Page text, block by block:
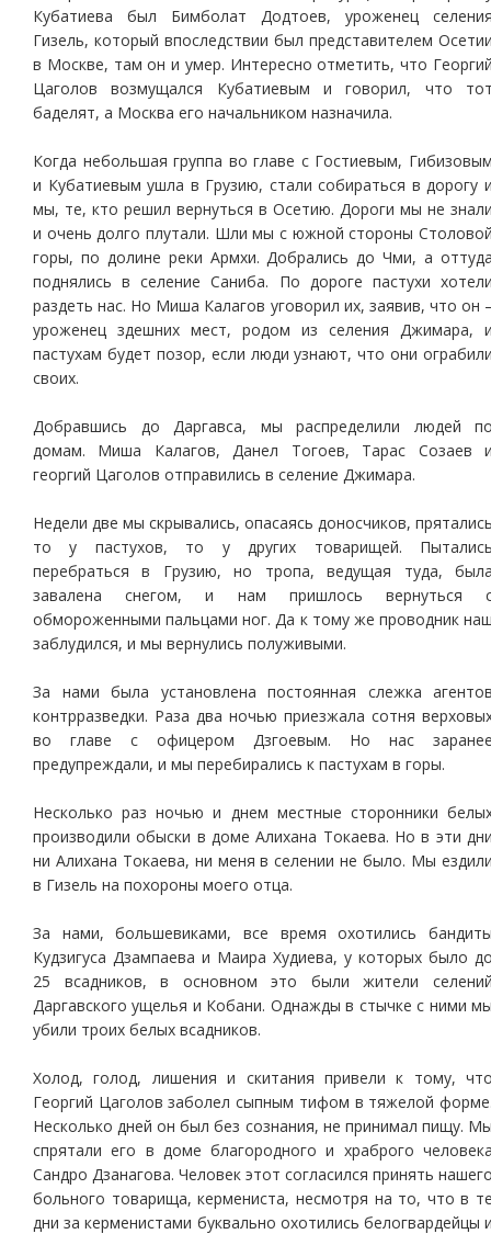
Кубатиева был Бимболат Додтоев, уроженец
Гизель, который впоследствии был представителем
в Москве, там он и умер. Интересно отметить, что
Цаголов возмущался Кубатиевым и говорил, что
баделят, а Москва его начальником назначила.
Когда небольшая группа во главе с Гостиевым,
и Кубатиевым ушла в Грузию, стали собираться в дорогу
мы, те, кто решил вернуться в Осетию. Дороги мы не
и очень долго плутали. Шли мы с южной стороны
горы, по долине реки Армхи. Добрались до Чми, а
поднялись в селение Саниба. По дороге пастухи
раздеть нас. Но Миша Калагов уговорил их, заявив, что он
уроженец здешних мест, родом из селения Джимара,
пастухам будет позор, если люди узнают, что они
своих.
Добравшись до Даргавса, мы распределили людей
домам. Миша Калагов, Данел Тогоев, Тарас Созаев
георгий Цаголов отправились в селение Джимара.
Недели две мы скрывались, опасаясь доносчиков,
то у пастухов, то у других товарищей.
перебраться в Грузию, но тропа, ведущая туда,
завалена снегом, и нам пришлось вернуться
обмороженными пальцами ног. Да к тому же проводник
заблудился, и мы вернулись полуживыми.
За нами была установлена постоянная слежка
контрразведки. Раза два ночью приезжала сотня
во главе с офицером Дзгоевым. Но нас
предупреждали, и мы перебирались к пастухам в горы.
Несколько раз ночью и днем местные сторонники
производили обыски в доме Алихана Токаева. Но в эти
ни Алихана Токаева, ни меня в селении не было. Мы
в Гизель на похороны моего отца.
За нами, большевиками, все время охотились
Кудзигуса Дзампаева и Маира Худиева, у которых было
25 всадников, в основном это были жители
Даргавского ущелья и Кобани. Однажды в стычке с ними
убили троих белых всадников.
Холод, голод, лишения и скитания привели к тому,
Георгий Цаголов заболел сыпным тифом в тяжелой
Несколько дней он был без сознания, не принимал пищу.
спрятали его в доме благородного и храброго
Сандро Дзанагова. Человек этот согласился принять
больного товарища, кермениста, несмотря на то, что в
дни за керменистами буквально охотились белогвардейцы